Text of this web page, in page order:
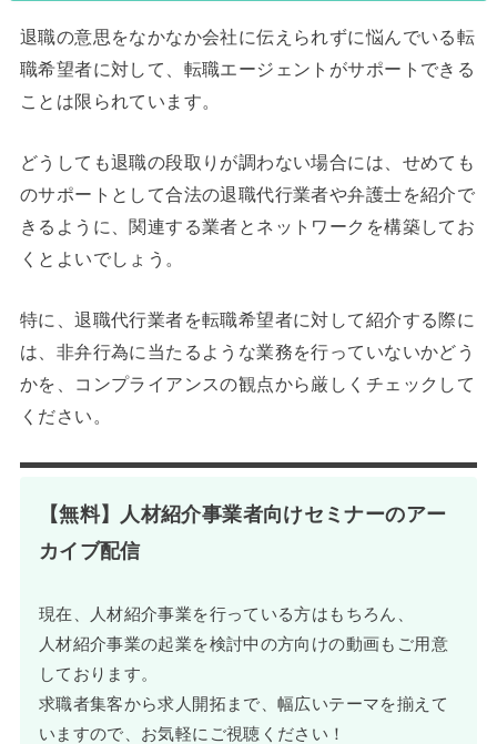
退職の意思をなかなか会社に伝えられずに悩んでいる転
職希望者に対して、転職エージェントがサポートできる
ことは限られています。
どうしても退職の段取りが調わない場合には、せめても
のサポートとして合法の退職代行業者や弁護士を紹介で
きるように、関連する業者とネットワークを構築してお
くとよいでしょう。
特に、退職代行業者を転職希望者に対して紹介する際に
は、非弁行為に当たるような業務を行っていないかどう
かを、コンプライアンスの観点から厳しくチェックして
ください。
【無料】人材紹介事業者向けセミナーのアー
カイブ配信
現在、人材紹介事業を行っている方はもちろん、
人材紹介事業の起業を検討中の方向けの動画もご用意
しております。
求職者集客から求人開拓まで、幅広いテーマを揃えて
いますので、お気軽にご視聴ください！